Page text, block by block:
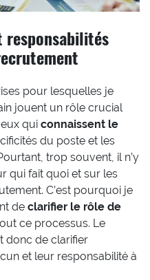
pour lesquelles je
jouent un rôle crucial
qui connaissent le
du poste et les
trop souvent, il n’y
qui fait quoi et sur les
C’est pourquoi je
de clarifier le rôle de
ce processus. Le
donc de clarifier
et leur responsabilité à